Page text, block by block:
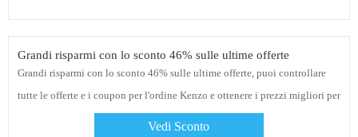
Grandi risparmi con lo sconto 46% sulle ultime offerte
Grandi risparmi con lo sconto 46% sulle ultime offerte, puoi controllare
tutte le offerte e i coupon per l'ordine Kenzo e ottenere i prezzi migliori per
Vedi Sconto